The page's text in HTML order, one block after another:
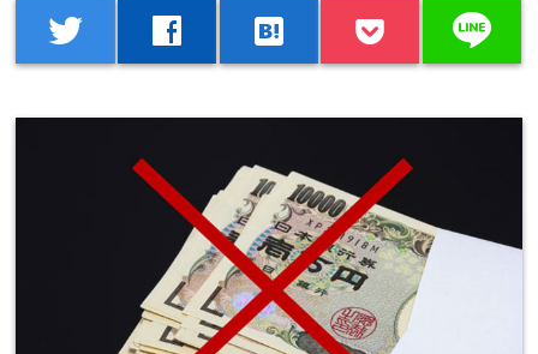
twitter facebook hatenabookmark line